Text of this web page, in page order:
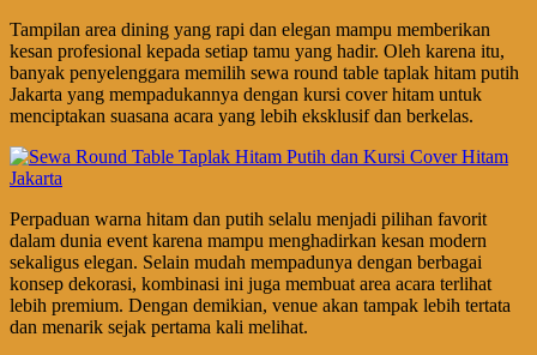
Tampilan area dining yang rapi dan elegan mampu memberikan
kesan profesional kepada setiap tamu yang hadir. Oleh karena itu,
banyak penyelenggara memilih sewa round table taplak hitam putih
Jakarta yang mempadukannya dengan kursi cover hitam untuk
menciptakan suasana acara yang lebih eksklusif dan berkelas.
Perpaduan warna hitam dan putih selalu menjadi pilihan favorit
dalam dunia event karena mampu menghadirkan kesan modern
sekaligus elegan. Selain mudah mempadunya dengan berbagai
konsep dekorasi, kombinasi ini juga membuat area acara terlihat
lebih premium. Dengan demikian, venue akan tampak lebih tertata
dan menarik sejak pertama kali melihat.